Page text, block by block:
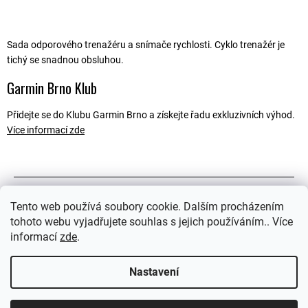
Tento web používá soubory cookie. Dalším procházením
tohoto webu vyjadřujete souhlas s jejich používáním.. Více
informací zde.
Nastavení
Sada odporového trenažéru a snímače rychlosti. Cyklo trenažér je
tichý se snadnou obsluhou.
Garmin Brno Klub
Přidejte se do Klubu Garmin Brno a získejte řadu exkluzivních výhod.
Více informací zde
Související soubory (2)